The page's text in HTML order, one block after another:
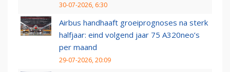
30-07-2026, 6:30
Airbus handhaaft groeiprognoses na sterk
halfjaar: eind volgend jaar 75 A320neo’s
per maand
29-07-2026, 20:09